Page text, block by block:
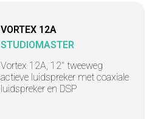
VORTEX 12A
STUDIOMASTER
Vortex 12A, 12" tweeweg
actieve luidspreker met coaxiale
luidspreker en DSP